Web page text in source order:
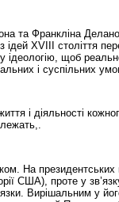
та Франкліна
ХVІІІ століття
ідеологію, щоб
і суспільних
і діяльності
На
США), проте у
Вирішальним у